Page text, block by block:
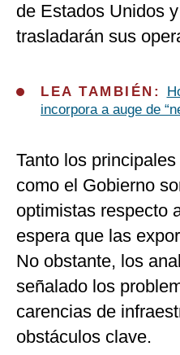
de Estados Unidos
trasladarán sus
LEA TAMBIÉN:
incorpora a auge de
Tanto los
como el Gobierno
optimistas respecto
espera que las
No obstante, los
señalado los
carencias de
obstáculos clave.